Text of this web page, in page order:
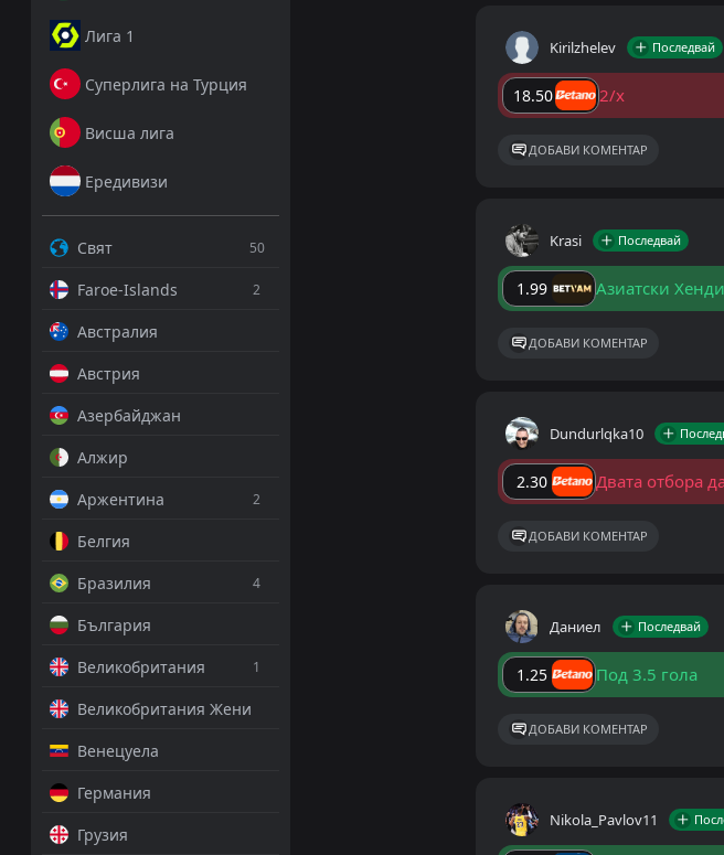
Лига 1
Суперлига на Турция
Висша лига
Ередивизи
Свят 50
Faroe-Islands 2
Австралия
Австрия
Азербайджан
Алжир
Аржентина
2
Белгия
Бразилия
4
България
Великобритания
1
Великобритания Жени
Венецуела
Германия
Грузия
Kirilzhelev Последвай
18.50 2/x
ДОБАВИ КОМЕНТАР
Krasi Последвай
1.99 Азиатски
ДОБАВИ КОМЕНТАР
Dundurlqka10
2.30 Двата отбора
ДОБАВИ КОМЕНТАР
Даниел Последвай
1.25 Под 3.5 гола
ДОБАВИ КОМЕНТАР
Nikola_Pavlov11